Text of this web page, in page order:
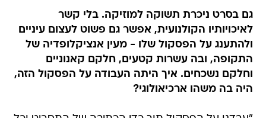
גם בסרט ניכרת תשוקה למוזיקה. בלי קשר
לאיכויותיו הקולנועית, אפשר גם פשוט לעצום עיניים
ולהתענג על הפסקול שלו - מעין אנציקלופדיה של
התקופה, ובה עשרות קטעים, חלקם קאנוניים
וחלקם נשכחים. איך היתה העבודה על הפסקול הזה,
היה בה משהו ארכיאולוגי?